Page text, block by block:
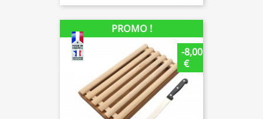
PROMO !
-8,00
€